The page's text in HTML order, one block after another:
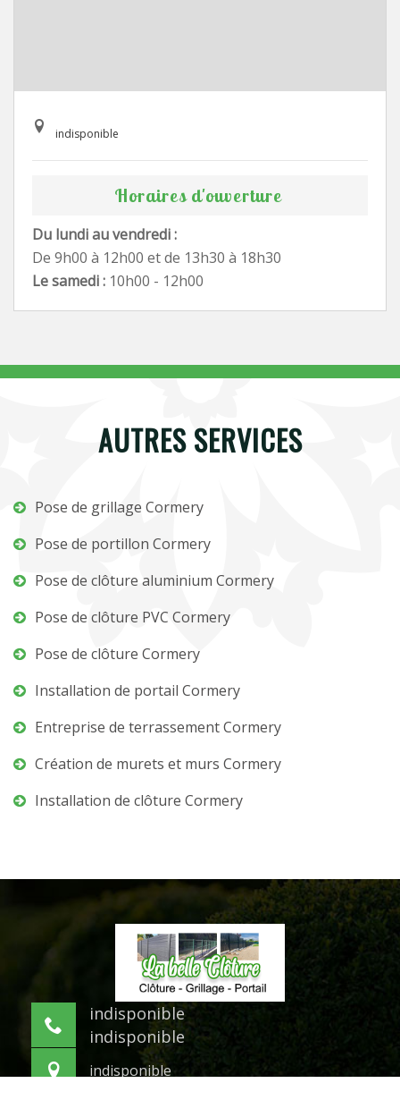
indisponible
Horaires d'ouverture
Du lundi au vendredi :
De 9h00 à 12h00 et de 13h30 à 18h30
Le samedi : 10h00 - 12h00
AUTRES SERVICES
Pose de grillage Cormery
Pose de portillon Cormery
Pose de clôture aluminium Cormery
Pose de clôture PVC Cormery
Pose de clôture Cormery
Installation de portail Cormery
Entreprise de terrassement Cormery
Création de murets et murs Cormery
Installation de clôture Cormery
indisponible
indisponible
indisponible